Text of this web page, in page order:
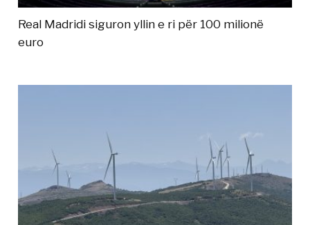
Real Madridi siguron yllin e ri për 100 milionë
euro